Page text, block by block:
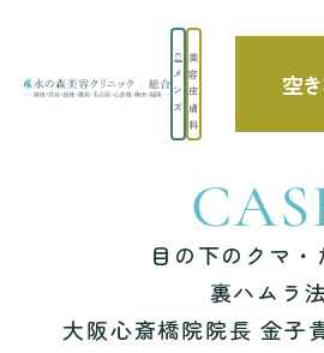
メ
ン
ズ
美
容
皮
膚
科
空
TOP 症例写真 目の下のクマ・たる
目の下のクマ・
裏ハムラ法
大阪心斎橋院院長 金子